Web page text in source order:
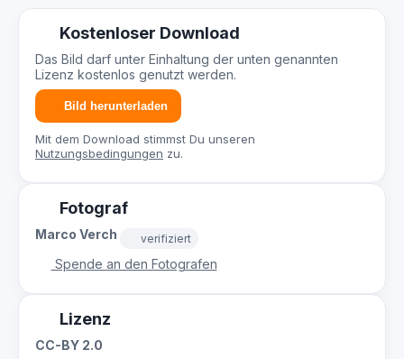
Kostenloser Download
Das Bild darf unter Einhaltung der unten genannten
Lizenz kostenlos genutzt werden.
Bild herunterladen
Mit dem Download stimmst Du unseren
Nutzungsbedingungen zu.
Fotograf
Marco Verch verifiziert
Spende an den Fotografen
Lizenz
CC-BY 2.0